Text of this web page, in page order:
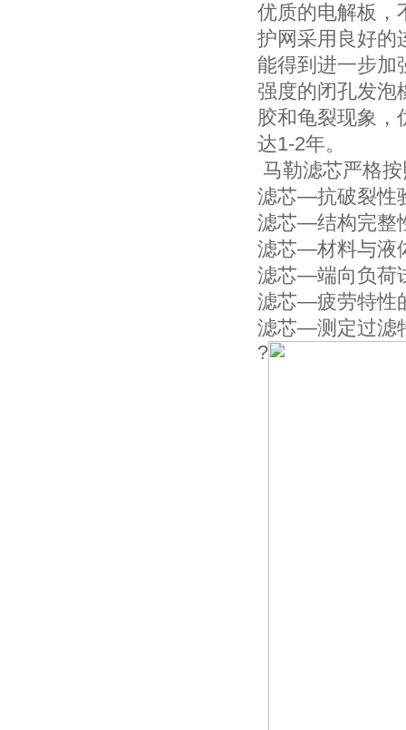
优质的电解板，
护网采用良好的
能得到进一步加
强度的闭孔发泡
胶和龟裂现象，
达1-2年。
马勒滤芯严格
滤芯—抗破裂性
滤芯—结构完整
滤芯—材料与液
滤芯—端向负荷
滤芯—疲劳特性
滤芯—测定过滤
?